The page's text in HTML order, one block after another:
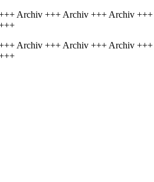
Archiv +++ Archiv +++ Archiv
Archiv +++ Archiv +++ Archiv